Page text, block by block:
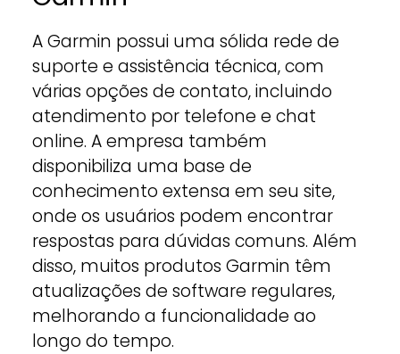
A Garmin possui uma sólida rede de
suporte e assistência técnica, com
várias opções de contato, incluindo
atendimento por telefone e chat
online. A empresa também
disponibiliza uma base de
conhecimento extensa em seu site,
onde os usuários podem encontrar
respostas para dúvidas comuns. Além
disso, muitos produtos Garmin têm
atualizações de software regulares,
melhorando a funcionalidade ao
longo do tempo.